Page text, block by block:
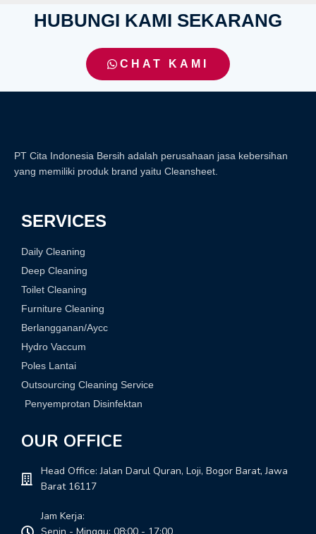
HUBUNGI KAMI SEKARANG
CHAT KAMI
PT Cita Indonesia Bersih adalah perusahaan jasa kebersihan
yang memiliki produk brand yaitu Cleansheet.
SERVICES
Daily Cleaning
Deep Cleaning
Toilet Cleaning
Furniture Cleaning
Berlangganan/Aycc
Hydro Vaccum
Poles Lantai
Outsourcing Cleaning Service
Penyemprotan Disinfektan
OUR OFFICE
Head Office: Jalan Darul Quran, Loji, Bogor Barat, Jawa
Barat 16117
Jam Kerja: